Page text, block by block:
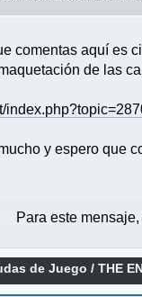
comentas aquí es
de las
y espero que
Para este mensaje,
de Juego /THE